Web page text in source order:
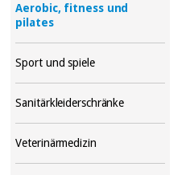
Aerobic, fitness und
pilates
Sport und spiele
Sanitärkleiderschränke
Veterinärmedizin